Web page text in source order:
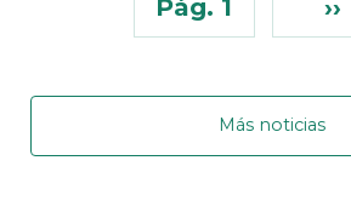
Pág. 1 ››
Más noticias